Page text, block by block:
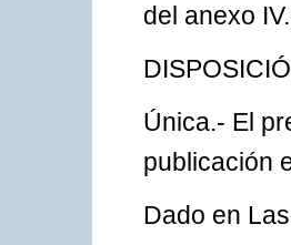
del anexo IV.
Única.- El
publicación
Dado en